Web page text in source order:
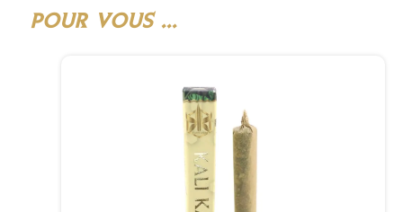
POUR VOUS ...